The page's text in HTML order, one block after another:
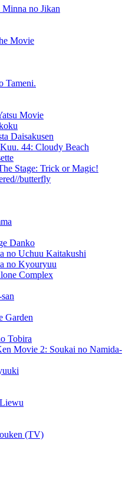
no Jikan
Movie
Tameni.
Movie
Daisakusen
44: Cloudy Beach
Stage: Trick or Magic!
butterfly
Danko
no Uchuu Kaitakushi
no Kyouryuu
Complex
Garden
Tobira
Movie 2: Soukai no Namida-
(TV)